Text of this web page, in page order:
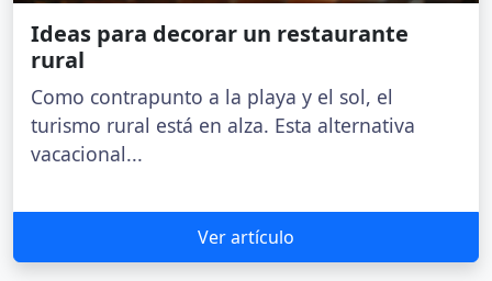
Ideas para decorar un restaurante
rural
Como contrapunto a la playa y el sol, el
turismo rural está en alza. Esta alternativa
vacacional...
Ver artículo